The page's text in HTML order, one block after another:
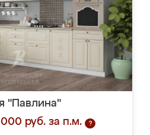
"Павлина"
руб. за п.м.
?